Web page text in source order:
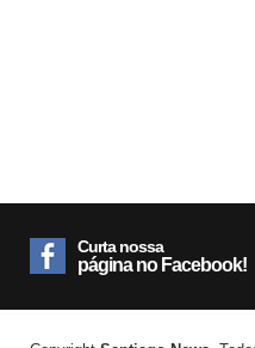
Curta nossa
página no Facebook!